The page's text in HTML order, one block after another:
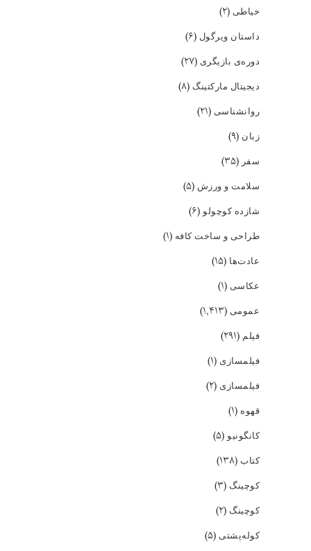
خیاطی (۲)
داستان ویرگول (۶)
دوره‌ی بازیگری (۲۷)
دیجیتال مارکتینگ (۸)
روانشناسی (۲۱)
زبان (۹)
سفر (۳۵)
سلامت و ورزش (۵)
شازده کوچولو(۶)
طراحی و ساخت کافه (۱)
عادت‌ها (۱۵)
عکاسی (۱)
عمومی (۱,۴۱۳)
فیلم (۲۹۱)
فیلمسازی (۱)
فیلمسازی (۲)
قهوه (۱)
کانگونیو(۵)
کتاب (۱۳۸)
کوچینگ (۳)
کوچینگ (۲)
کوله‌پشتی (۵)